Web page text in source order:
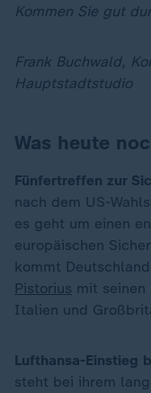
Kommen Sie gut
Frank Buchwald,
Hauptstadtstudio
Was heute
Fünfertreffen zur
nach dem US-
es geht um einen
europäischen
kommt
Pistorius mit seinen
Italien und
Lufthansa-Einstieg
steht bei ihrem